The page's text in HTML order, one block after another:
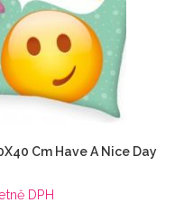
Cm Have A Nice Day
DPH